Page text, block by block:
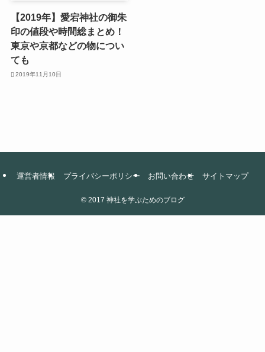
【2019年】愛宕神社の御朱
印の値段や時間総まとめ！
東京や京都などの物につい
ても
2019年11月10日
運営者情報 プライバシーポリシー お問い合わせ サイトマップ
© 2017 神社を学ぶためのブログ